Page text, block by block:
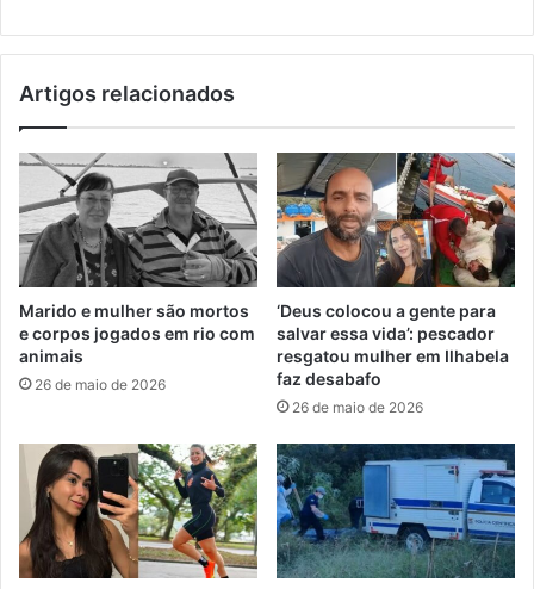
Artigos relacionados
Marido e mulher são mortos
e corpos jogados em rio com
animais
26 de maio de 2026
‘Deus colocou a gente para
salvar essa vida’: pescador
resgatou mulher em Ilhabela
faz desabafo
26 de maio de 2026